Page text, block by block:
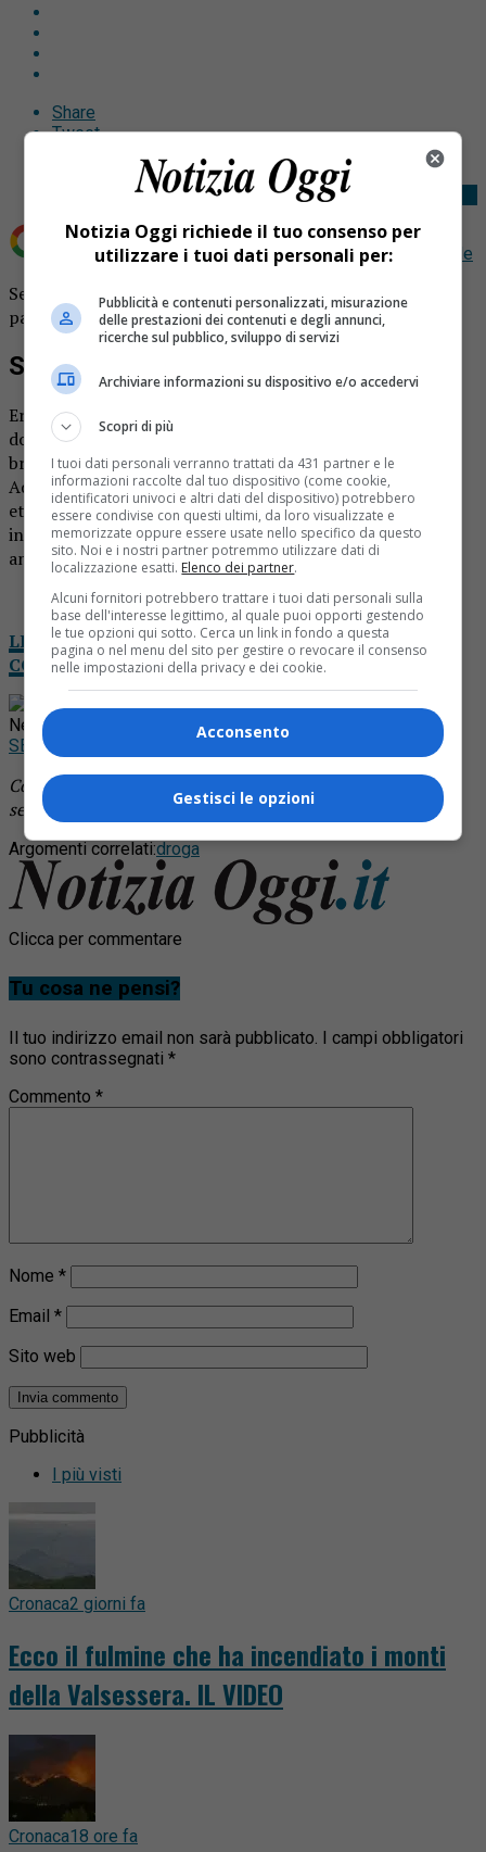
Share
Tweet
Aggiungi Notizia Oggi.it come Fonte preferita su Google
Setti etti di cocaina addosso, un brasiliano di 33 anni
patteggia un anno e sei mesi.
Sei etti di cocaina
Era stato fermato a febbraio dalla Finanza alla stazione
doganale d Domodossola per un controllo, il 33enne
brasiliano viaggiava sul treno Ginevra-Milano Centrale.
Addosso aveva 73 ovuli sotto i vestiti per un totale di sei
etti di cocaina. Ha patteggiato la pena per traffico
internazionale di droga. A suo carico oltre alla condanna
anche una multa da 14mila euro.
LEGGI NOTIZIA OGGI DA CASA: IL TUO GIORNALE
COMPLETO IN VERSIONE DIGITALE
Rimani aggiornato seguendoci su Google
News!
SEGUICI
Continua a leggere le notizie di Notizia Oggi Borgosesiae
segui la nostra
pagina Facebook
Argomenti correlati:droga
Clicca per commentare
Tu cosa ne pensi?
Il tuo indirizzo email non sarà pubblicato. I campi obbligatori
sono contrassegnati *
Commento *
Nome *
Email *
Sito web
Pubblicità
I più visti
Cronaca2 giorni fa
Ecco il fulmine che ha incendiato i monti
della Valsessera. IL VIDEO
Cronaca18 ore fa
Notizia Oggi richiede il tuo consenso per
utilizzare i tuoi dati personali per:
Pubblicità e contenuti personalizzati, misurazione
delle prestazioni dei contenuti e degli annunci,
ricerche sul pubblico, sviluppo di servizi
Archiviare informazioni su dispositivo e/o accedervi
Scopri di più
I tuoi dati personali verranno trattati da 431 partner e le
informazioni raccolte dal tuo dispositivo (come cookie,
identificatori univoci e altri dati del dispositivo) potrebbero
essere condivise con questi ultimi, da loro visualizzate e
memorizzate oppure essere usate nello specifico da questo
sito. Noi e i nostri partner potremmo utilizzare dati di
localizzazione esatti. Elenco dei partner.
Alcuni fornitori potrebbero trattare i tuoi dati personali sulla
base dell'interesse legittimo, al quale puoi opporti gestendo
le tue opzioni qui sotto. Cerca un link in fondo a questa
pagina o nel menu del sito per gestire o revocare il consenso
nelle impostazioni della privacy e dei cookie.
Acconsento
Gestisci le opzioni